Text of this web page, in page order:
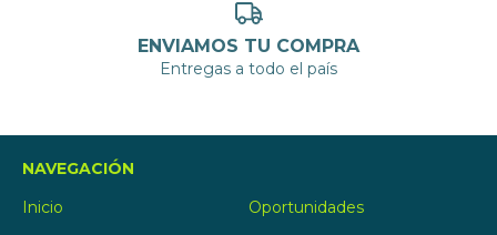
ENVIAMOS TU COMPRA
Entregas a todo el país
NAVEGACIÓN
Inicio
Oportunidades